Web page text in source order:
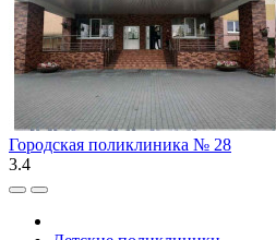
Городская поликлиника № 28
3.4